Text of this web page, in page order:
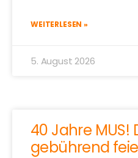
WEITERLESEN »
5. August 2026
40 Jahre MUS!
gebührend